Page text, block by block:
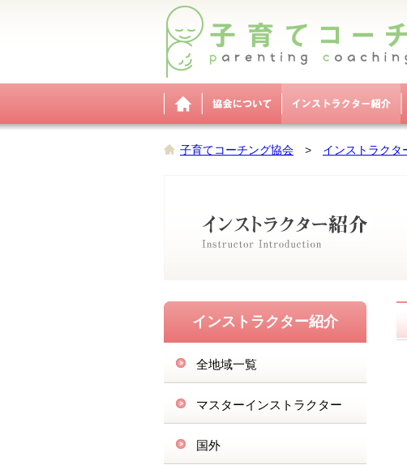
子育てコーチング協会 > インストラクタ
インストラクター紹介
全地域一覧
マスターインストラクター
国外